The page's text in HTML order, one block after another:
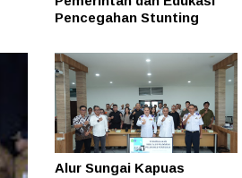
Pencegahan Stunting
Alur Sungai Kapuas